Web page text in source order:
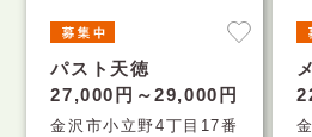
パスト天徳
27,000円～29,000円
金沢市小立野4丁目17番